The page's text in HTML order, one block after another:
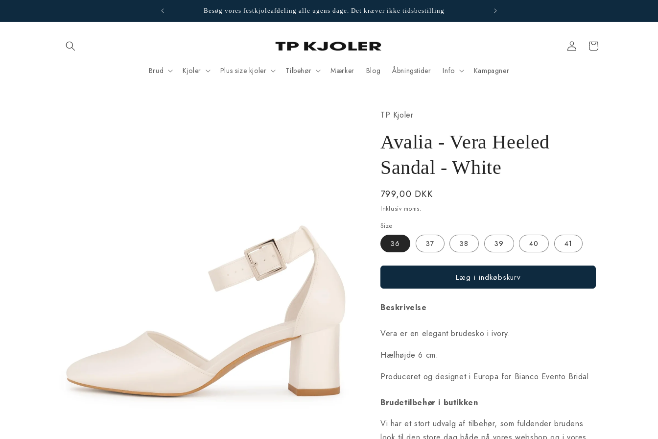
Besøg vores festkjoleafdeling alle ugens dage. Det kræver ikke tidsbestilling
Brud Kjoler Plus size kjoler Tilbehør Mærker Blog Åbningstider Info Kampagner
Log
ind
Indkøbskurv
TP Kjoler
Avalia - Vera Heeled
Sandal - White
Normalpris
799,00 DKK
Inklusiv moms.
Size
36 37 38 39 40 41
Læg i indkøbskurv
Beskrivelse
Vera er en elegant brudesko i ivory.
Hælhøjde 6 cm.
Produceret og designet i Europa for Bianco Evento Bridal
Brudetilbehør i butikken
Vi har et stort udvalg af tilbehør, som fuldender brudens